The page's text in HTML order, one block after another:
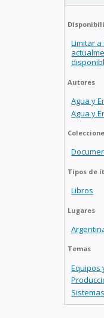
Limitar a
Autores
Agua y
Agua y
Tipos de
Libros
Lugares
Temas
Equipos